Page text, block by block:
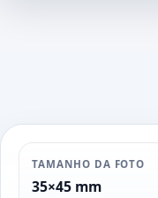
TAMANHO DA FOTO
35×45 mm